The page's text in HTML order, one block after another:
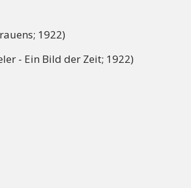
1922)
- Ein Bild der Zeit; 1922)